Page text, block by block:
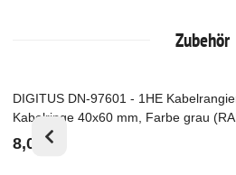
Zubehör
Top
DIGITUS DN-97601 - 1HE
Kabelringe 40x60 mm, Farbe grau
8,00 €